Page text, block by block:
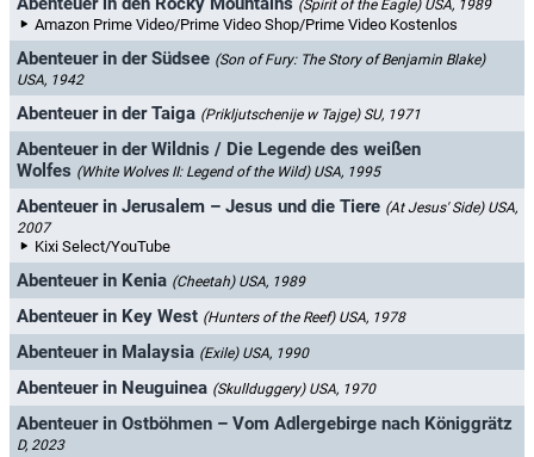
(Spirit of the Eagle) USA, 1989
Amazon Prime Video/Prime Video Shop/Prime Video Kostenlos
Abenteuer in der Südsee (Son of Fury: The Story of Benjamin Blake)
USA, 1942
Abenteuer in der Taiga (Prikljutschenije w Tajge) SU, 1971
Abenteuer in der Wildnis / Die Legende des weißen
Wolfes (White Wolves II: Legend of the Wild) USA, 1995
Abenteuer in Jerusalem – Jesus und die Tiere (At Jesus' Side) USA,
2007
Kixi Select/YouTube
Abenteuer in Kenia (Cheetah) USA, 1989
Abenteuer in Key West (Hunters of the Reef) USA, 1978
Abenteuer in Malaysia (Exile) USA, 1990
Abenteuer in Neuguinea (Skullduggery) USA, 1970
Abenteuer in Ostböhmen – Vom Adlergebirge nach Königgrätz
D, 2023